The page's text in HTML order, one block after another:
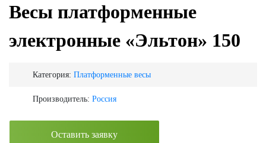
Весы платформенные
электронные «Эльтон» 150
Категория: Платформенные весы
Производитель: Россия
Оставить заявку